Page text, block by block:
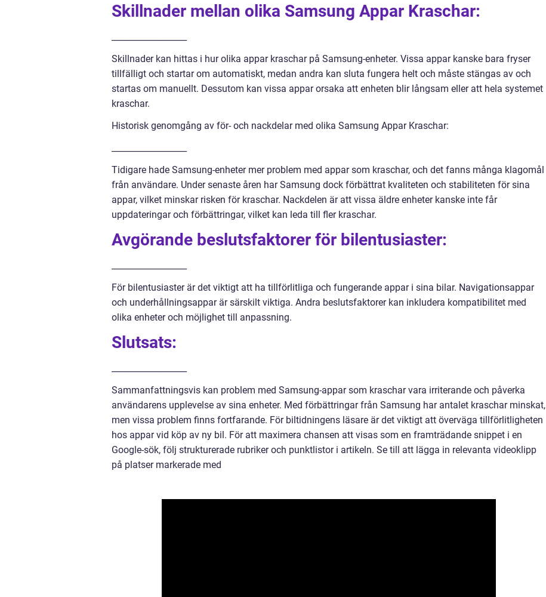
Skillnader mellan olika Samsung Appar Kraschar:
Skillnader kan hittas i hur olika appar kraschar på Samsung-enheter. Vissa appar kanske bara fryser
tillfälligt och startar om automatiskt, medan andra kan sluta fungera helt och måste stängas av och
startas om manuellt. Dessutom kan vissa appar orsaka att enheten blir långsam eller att hela systemet
kraschar.
Historisk genomgång av för- och nackdelar med olika Samsung Appar Kraschar:
Tidigare hade Samsung-enheter mer problem med appar som kraschar, och det fanns många klagomål
från användare. Under senaste åren har Samsung dock förbättrat kvaliteten och stabiliteten för sina
appar, vilket minskar risken för kraschar. Nackdelen är att vissa äldre enheter kanske inte får
uppdateringar och förbättringar, vilket kan leda till fler kraschar.
Avgörande beslutsfaktorer för bilentusiaster:
För bilentusiaster är det viktigt att ha tillförlitliga och fungerande appar i sina bilar. Navigationsappar
och underhållningsappar är särskilt viktiga. Andra beslutsfaktorer kan inkludera kompatibilitet med
olika enheter och möjlighet till anpassning.
Slutsats:
Sammanfattningsvis kan problem med Samsung-appar som kraschar vara irriterande och påverka
användarens upplevelse av sina enheter. Med förbättringar från Samsung har antalet kraschar minskat,
men vissa problem finns fortfarande. För biltidningens läsare är det viktigt att överväga tillförlitligheten
hos appar vid köp av ny bil. För att maximera chansen att visas som en framträdande snippet i en
Google-sök, följ strukturerade rubriker och punktlistor i artikeln. Se till att lägga in relevanta videoklipp
på platser markerade med